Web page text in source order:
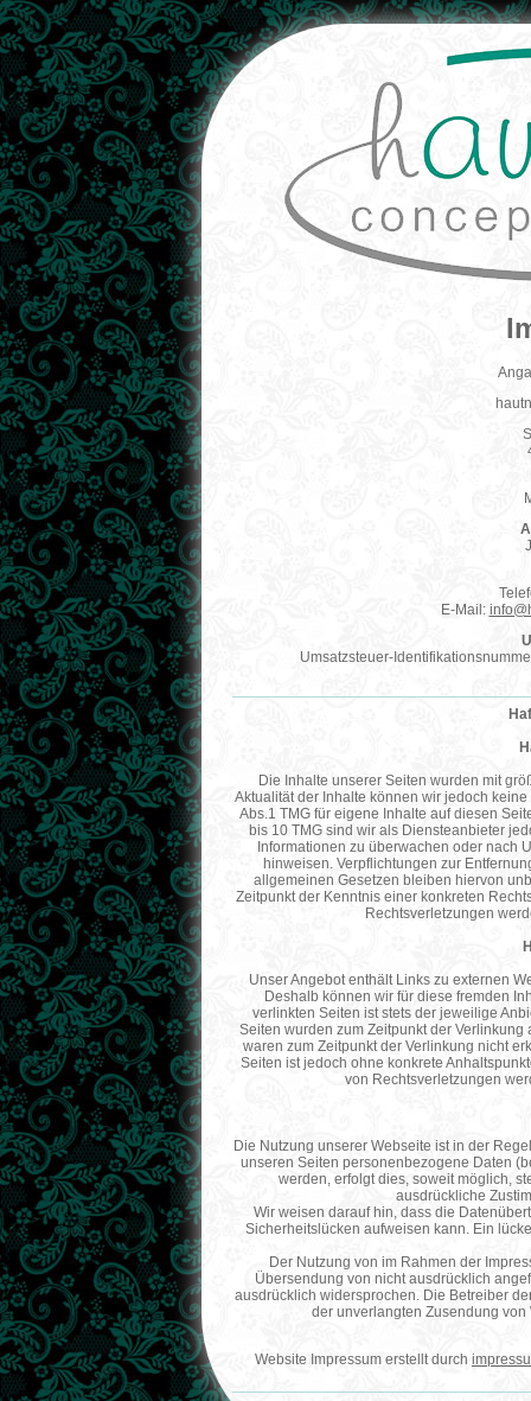
E-Mail:
Umsatzsteuer-
Die Inhalte unserer Seiten wurden mit
Aktualität der Inhalte können wir jedoch
Abs.1 TMG für eigene Inhalte auf diesen
bis 10 TMG sind wir als Diensteanbieter
Informationen zu überwachen oder nach
hinweisen. Verpflichtungen zur
allgemeinen Gesetzen bleiben hiervon
Zeitpunkt der Kenntnis einer konkreten
Rechtsverletzungen
Unser Angebot enthält Links zu externen
Deshalb können wir für diese fremden
verlinkten Seiten ist stets der jeweilige
Seiten wurden zum Zeitpunkt der
waren zum Zeitpunkt der Verlinkung nicht
Seiten ist jedoch ohne konkrete
von Rechtsverletzungen
Die Nutzung unserer Webseite ist in der
unseren Seiten personenbezogene Daten
werden, erfolgt dies, soweit möglich,
ausdrückliche
Wir weisen darauf hin, dass die
Sicherheitslücken aufweisen kann. Ein
Der Nutzung von im Rahmen der
Übersendung von nicht ausdrücklich
ausdrücklich widersprochen. Die Betreiber
der unverlangten Zusendung
Website Impressum erstellt durch